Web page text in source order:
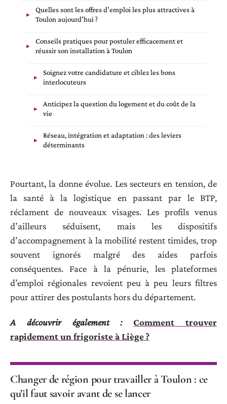
Quelles sont les offres d’emploi les plus attractives à
Toulon aujourd’hui ?
Conseils pratiques pour postuler efficacement et
réussir son installation à Toulon
Soignez votre candidature et ciblez les bons
interlocuteurs
Anticipez la question du logement et du coût de la
vie
Réseau, intégration et adaptation : des leviers
déterminants
Pourtant, la donne évolue. Les secteurs en tension, de
la santé à la logistique en passant par le BTP,
réclament de nouveaux visages. Les profils venus
d’ailleurs séduisent, mais les dispositifs
d’accompagnement à la mobilité restent timides, trop
souvent ignorés malgré des aides parfois
conséquentes. Face à la pénurie, les plateformes
d’emploi régionales revoient peu à peu leurs filtres
pour attirer des postulants hors du département.
A découvrir également :
Comment trouver
rapidement un frigoriste à Liège ?
Changer de région pour travailler à Toulon : ce
qu’il faut savoir avant de se lancer